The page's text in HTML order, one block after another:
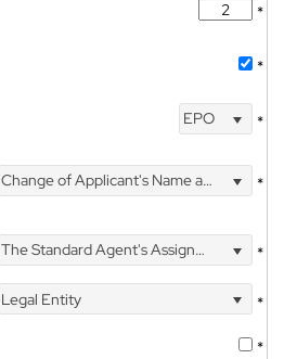
*
*
EPO *
Change of Applicant's Name and Address *
The Standard Agent's Assignment
*
Legal Entity
*
*